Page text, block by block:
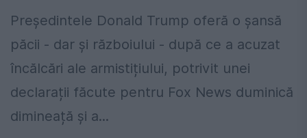
Președintele Donald Trump oferă o șansă
păcii - dar și războiului - după ce a acuzat
încălcări ale armistițiului, potrivit unei
declarații făcute pentru Fox News duminică
dimineață și a...